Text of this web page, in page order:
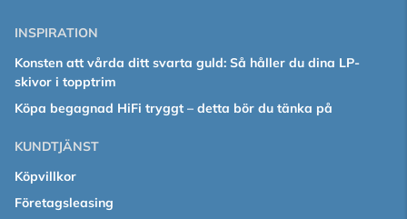
INSPIRATION
Konsten att vårda ditt svarta guld: Så håller du dina LP-
skivor i topptrim
Köpa begagnad HiFi tryggt – detta bör du tänka på
KUNDTJÄNST
Köpvillkor
Företagsleasing